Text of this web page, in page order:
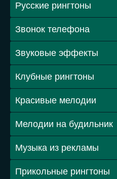
Русские рингтоны
Звонок телефона
Звуковые эффекты
Клубные рингтоны
Красивые мелодии
Мелодии на будильник
Музыка из рекламы
Прикольные рингтоны